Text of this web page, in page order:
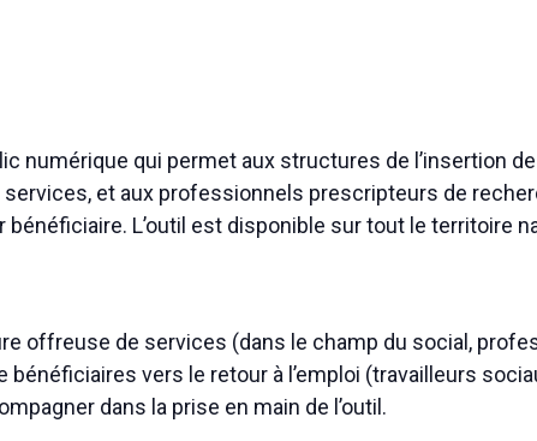
numérique qui permet aux structures de l’insertion
et aux professionnels prescripteurs de
bénéficiaire. L’outil est disponible sur tout le territoire
offreuse de services (dans le champ du social,
vers le retour à l’emploi (travailleurs
dans la prise en main de l’outil.